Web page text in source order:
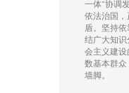
一体”协调
依法治国
盾。坚持
结广大知
会主义建
数基本群
墙脚。